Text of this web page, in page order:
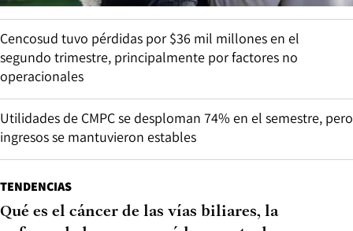
Cencosud tuvo pérdidas por $36 mil millones en el
segundo trimestre, principalmente por factores no
operacionales
Utilidades de CMPC se desploman 74% en el semestre, pero
ingresos se mantuvieron estables
TENDENCIAS
Qué es el cáncer de las vías biliares, la